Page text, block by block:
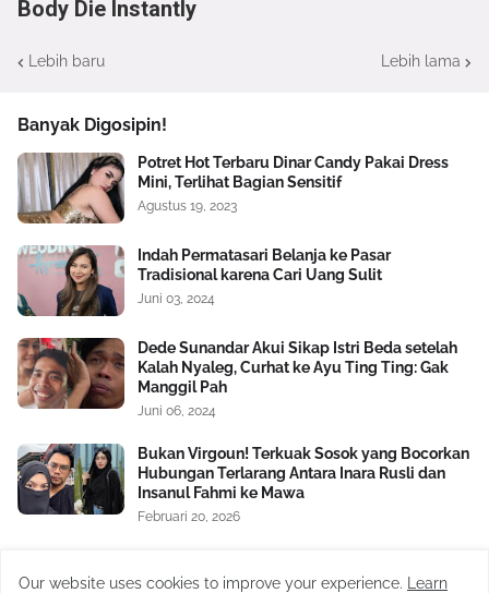
Body Die Instantly
Lebih baru Lebih lama
Banyak Digosipin!
Potret Hot Terbaru Dinar Candy Pakai Dress
Mini, Terlihat Bagian Sensitif
Agustus 19, 2023
Indah Permatasari Belanja ke Pasar
Tradisional karena Cari Uang Sulit
Juni 03, 2024
Dede Sunandar Akui Sikap Istri Beda setelah
Kalah Nyaleg, Curhat ke Ayu Ting Ting: Gak
Manggil Pah
Juni 06, 2024
Bukan Virgoun! Terkuak Sosok yang Bocorkan
Hubungan Terlarang Antara Inara Rusli dan
Insanul Fahmi ke Mawa
Februari 20, 2026
Dukung Prabowo-Gibran, Kini Dikritik Habis-
Our website uses cookies to improve your experience.
Learn